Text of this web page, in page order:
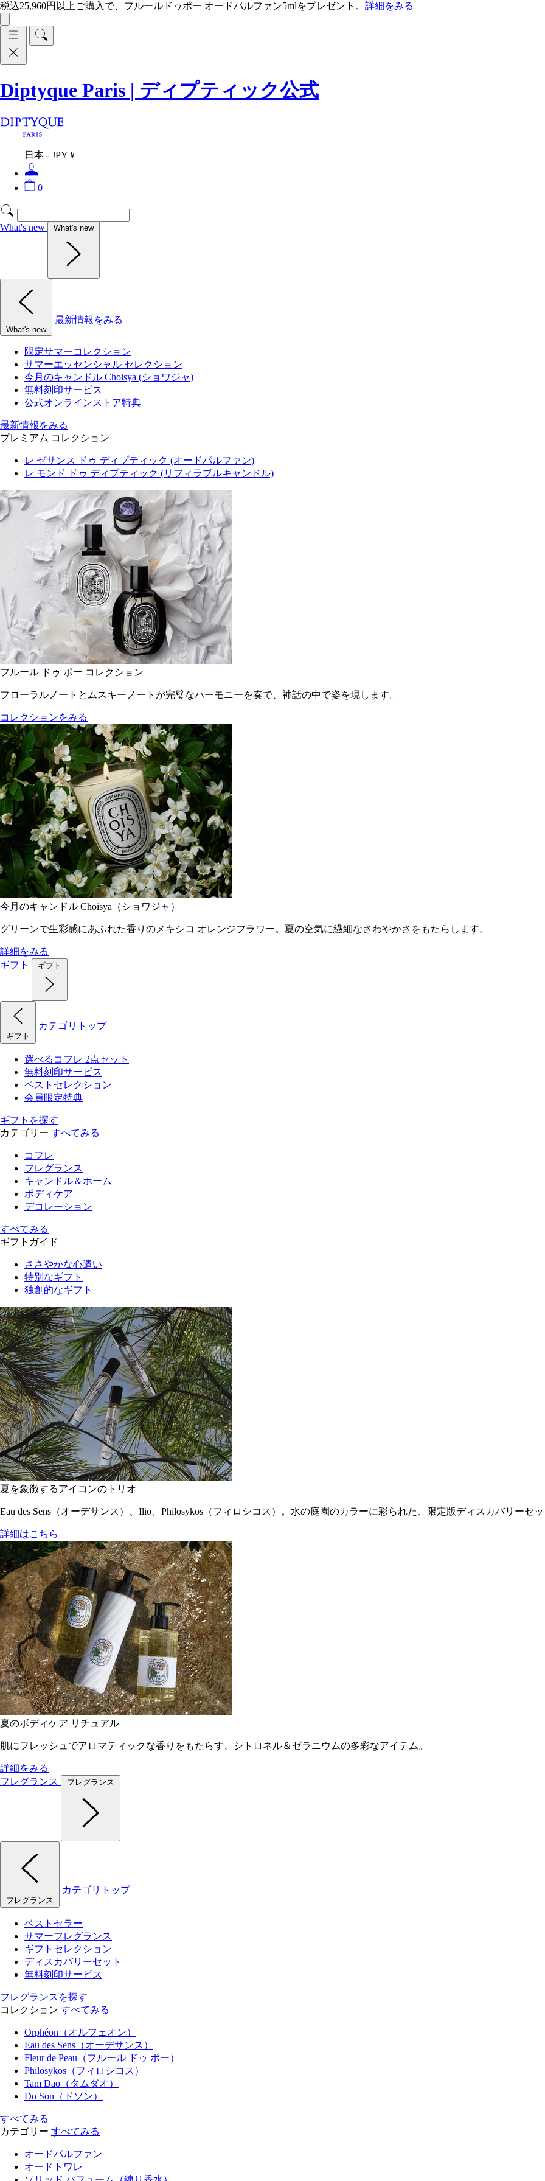
税込25,960円以上ご購入で、フルールドゥポー オードパルファン5mlをプレゼント。 詳細をみる
Diptyque Paris | ディプティック公式
日本 - JPY ¥
0
What's new What's new
What's new
最新情報をみる
限定サマーコレクション
サマーエッセンシャル セレクション
今月のキャンドル Choisya (ショワジャ)
無料刻印サービス
公式オンラインストア特典
最新情報をみる
プレミアム コレクション
レ ゼサンス ドゥ ディプティック (オードパルファン)
レ モンド ドゥ ディプティック (リフィラブルキャンドル)
フルール ドゥ ポー コレクション
フローラルノートとムスキーノートが完璧なハーモニーを奏で、神話の中で姿を現します。
コレクションをみる
今月のキャンドル Choisya（ショワジャ）
グリーンで生彩感にあふれた香りのメキシコ オレンジフラワー。夏の空気に繊細なさわやかさをもたらします。
詳細をみる
ギフト
ギフト
ギフト
カテゴリトップ
選べるコフレ 2点セット
無料刻印サービス
ベストセレクション
会員限定特典
ギフトを探す
カテゴリー すべてみる
コフレ
フレグランス
キャンドル＆ホーム
ボディケア
デコレーション
すべてみる
ギフトガイド
ささやかな心遣い
特別なギフト
独創的なギフト
夏を象徴するアイコンのトリオ
Eau des Sens（オーデサンス）、Ilio、Philosykos（フィロシコス）。水の庭園のカラーに彩られた、限定版ディスカバリーセ
詳細はこちら
夏のボディケア リチュアル
肌にフレッシュでアロマティックな香りをもたらす、シトロネル＆ゼラニウムの多彩なアイテム。
詳細をみる
フレグランス
フレグランス
フレグランス
カテゴリトップ
ベストセラー
サマーフレグランス
ギフトセレクション
ディスカバリーセット
無料刻印サービス
フレグランスを探す
コレクション すべてみる
Orphéon（オルフェオン）
Eau des Sens（オーデサンス）
Fleur de Peau（フルール ドゥ ポー）
Philosykos（フィロシコス）
Tam Dao（タムダオ）
Do Son（ドソン）
すべてみる
カテゴリー すべてみる
オードパルファン
オードトワレ